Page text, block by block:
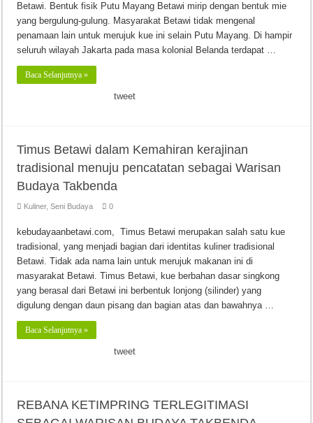
Betawi. Bentuk fisik Putu Mayang Betawi mirip dengan bentuk mie
yang bergulung-gulung. Masyarakat Betawi tidak mengenal
penamaan lain untuk merujuk kue ini selain Putu Mayang. Di hampir
seluruh wilayah Jakarta pada masa kolonial Belanda terdapat …
Baca Selanjutnya »
tweet
Timus Betawi dalam Kemahiran kerajinan
tradisional menuju pencatatan sebagai Warisan
Budaya Takbenda
Kuliner,Seni Budaya 0
kebudayaanbetawi.com, Timus Betawi merupakan salah satu kue
tradisional, yang menjadi bagian dari identitas kuliner tradisional
Betawi. Tidak ada nama lain untuk merujuk makanan ini di
masyarakat Betawi. Timus Betawi, kue berbahan dasar singkong
yang berasal dari Betawi ini berbentuk lonjong (silinder) yang
digulung dengan daun pisang dan bagian atas dan bawahnya …
Baca Selanjutnya »
tweet
REBANA KETIMPRING TERLEGITIMASI